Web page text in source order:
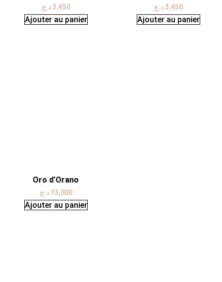
3,450 د.ج
Ajouter au panier
3,450د.ج
Ajouter au panier
Oro d’Orano
13,000 د.ج
Ajouter au panier